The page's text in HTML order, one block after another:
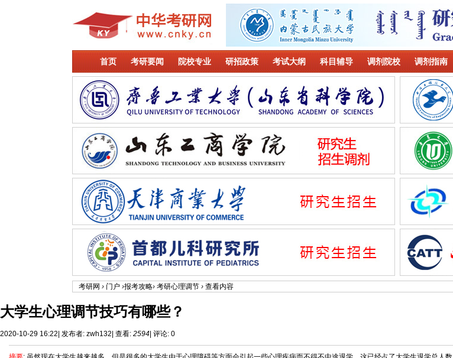
首页 考研要闻 院校专业 研招政策 考试大纲 科目辅导 调剂院校 调剂指南
考研网 › 门户 ›报考攻略› 考研心理调节 › 查看内容
大学生心理调节技巧有哪些？
2020-10-29 16:22 发布者: zwh132 查看: 2594 评论: 0